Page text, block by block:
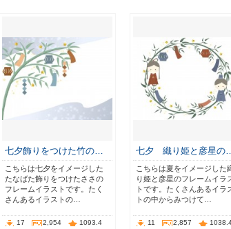
七夕飾りをつけた竹の…
こちらは七夕をイメージした
たなばた飾りをつけたささの
フレームイラストです。たく
さんあるイラストの…
17 2,954 1093.4
七夕 織り姫と彦星の
こちらは夏をイメージした
り姫と彦星のフレームイラ
トです。たくさんあるイラ
トの中からみつけて…
11 2,857